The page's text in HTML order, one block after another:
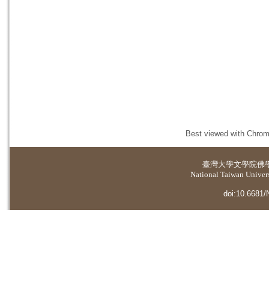
Best viewed with
臺灣大學文學院佛
National Taiwan
doi:10.6681/